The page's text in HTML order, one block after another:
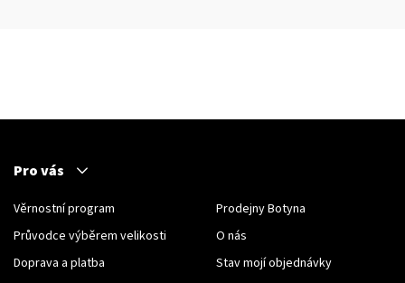
Pro vás
Věrnostní program
Průvodce výběrem velikosti
Doprava a platba
Prodejny Botyna
O nás
Stav mojí objednávky